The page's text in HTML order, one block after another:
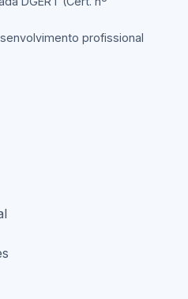
profissional